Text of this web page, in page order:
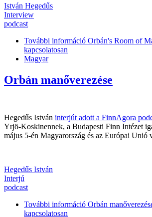
István Hegedűs
Interview
podcast
További információ Orbán's Room of
kapcsolatosan
Magyar
Orbán manőverezése
Hegedűs István interjút adott a FinnAgora
Yrjö-Koskinennek, a Budapesti Finn Intézet
május 5-én Magyarország és az Európai Unió
Hegedűs István
Interjú
podcast
További információ Orbán
kapcsolatosan